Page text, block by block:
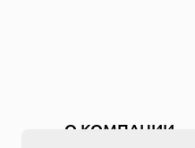
О КОМПАНИИ